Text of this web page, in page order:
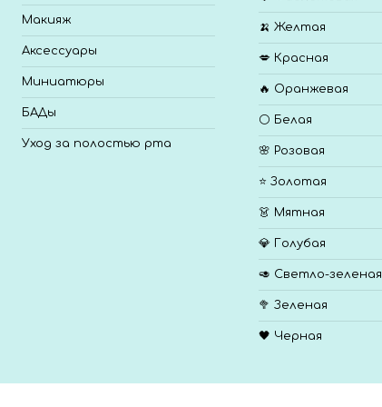
Макияж
Аксессуары
Миниатюры
БАДы
Уход за полостью рта
🍌 Желтая
💋 Красная
🔥 Оранжевая
⚪ Белая
🌸 Розовая
⭐ Золотая
👗 Мятная
💎 Голубая
🥑 Светло-зеленая
🥦 Зеленая
🖤 Черная